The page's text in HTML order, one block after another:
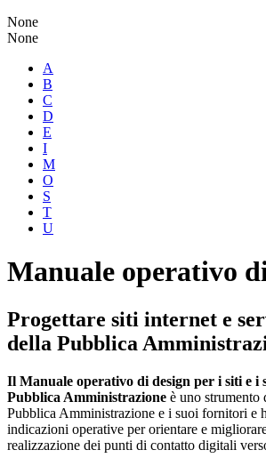
None
None
A
B
C
D
E
I
M
O
S
T
U
Manuale operativo
Progettare siti internet e
della Pubblica
Il Manuale operativo di design per i siti e i
Pubblica Amministrazione è uno strumento
Pubblica Amministrazione e i suoi fornitori e
indicazioni operative per orientare e
realizzazione dei punti di contatto digitali